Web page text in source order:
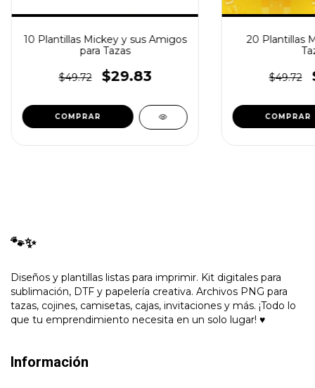
10 Plantillas Mickey y sus Amigos
para Tazas
$49.72 $29.83
20 Plantillas
$49.72
🐾✨
Diseños y plantillas listas para imprimir. Kit digitales para
sublimación, DTF y papelería creativa. Archivos PNG para
tazas, cojines, camisetas, cajas, invitaciones y más. ¡Todo lo
que tu emprendimiento necesita en un solo lugar! ♥
Información